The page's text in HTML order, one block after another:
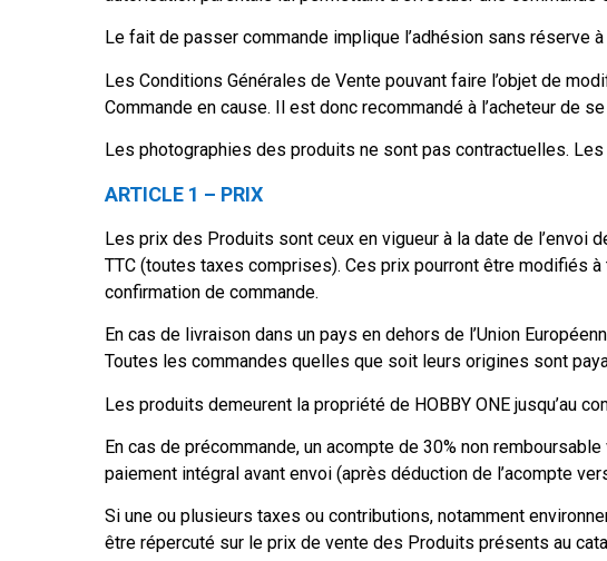
Le fait de passer commande implique l’adhésion sans réserve
Les Conditions Générales de Vente pouvant faire l’objet de
Commande en cause. Il est donc recommandé à l’acheteur de
Les photographies des produits ne sont pas contractuelles.
ARTICLE 1 – PRIX
Les prix des Produits sont ceux en vigueur à la date de l’envoi
TTC (toutes taxes comprises). Ces prix pourront être modifiés
confirmation de commande.
En cas de livraison dans un pays en dehors de l’Union
Toutes les commandes quelles que soit leurs origines sont
Les produits demeurent la propriété de HOBBY ONE jusqu’au
En cas de précommande, un acompte de 30% non
paiement intégral avant envoi (après déduction de l’acompte
Si une ou plusieurs taxes ou contributions, notamment
être répercuté sur le prix de vente des Produits présents au